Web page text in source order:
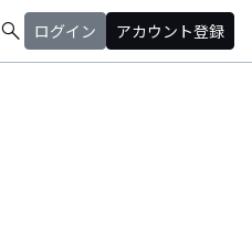
search ログイン アカウント登録